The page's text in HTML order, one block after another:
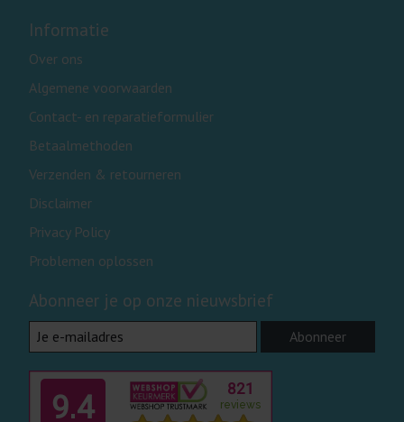
Informatie
Over ons
Algemene voorwaarden
Contact- en reparatieformulier
Betaalmethoden
Verzenden & retourneren
Disclaimer
Privacy Policy
Problemen oplossen
Abonneer je op onze nieuwsbrief
Abonneer